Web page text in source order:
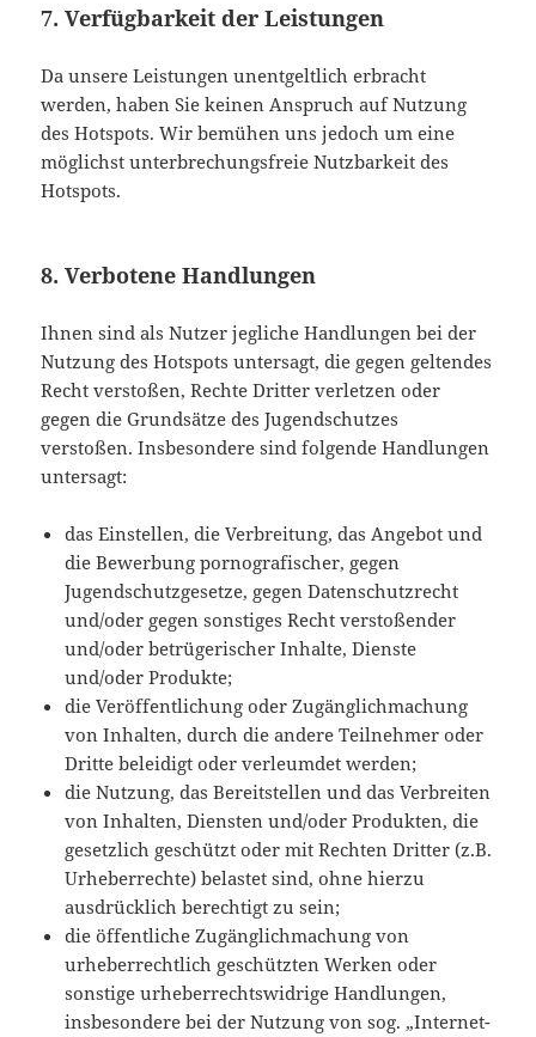
7. Verfügbarkeit der Leistungen
Da unsere Leistungen unentgeltlich erbracht
werden, haben Sie keinen Anspruch auf Nutzung
des Hotspots. Wir bemühen uns jedoch um eine
möglichst unterbrechungsfreie Nutzbarkeit des
Hotspots.
8. Verbotene Handlungen
Ihnen sind als Nutzer jegliche Handlungen bei der
Nutzung des Hotspots untersagt, die gegen geltendes
Recht verstoßen, Rechte Dritter verletzen oder
gegen die Grundsätze des Jugendschutzes
verstoßen. Insbesondere sind folgende Handlungen
untersagt:
das Einstellen, die Verbreitung, das Angebot und
die Bewerbung pornografischer, gegen
Jugendschutzgesetze, gegen Datenschutzrecht
und/oder gegen sonstiges Recht verstoßender
und/oder betrügerischer Inhalte, Dienste
und/oder Produkte;
die Veröffentlichung oder Zugänglichmachung
von Inhalten, durch die andere Teilnehmer oder
Dritte beleidigt oder verleumdet werden;
die Nutzung, das Bereitstellen und das Verbreiten
von Inhalten, Diensten und/oder Produkten, die
gesetzlich geschützt oder mit Rechten Dritter (z.B.
Urheberrechte) belastet sind, ohne hierzu
ausdrücklich berechtigt zu sein;
die öffentliche Zugänglichmachung von
urheberrechtlich geschützten Werken oder
sonstige urheberrechtswidrige Handlungen,
insbesondere bei der Nutzung von sog. „Internet-